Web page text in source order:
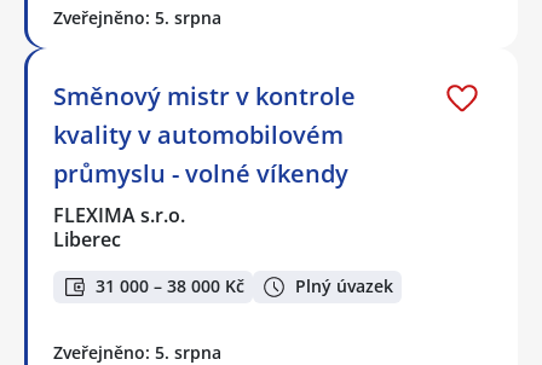
Zveřejněno: 5. srpna
Směnový mistr v kontrole
kvality v automobilovém
průmyslu - volné víkendy
FLEXIMA s.r.o.
Liberec
31 000 – 38 000 Kč Plný úvazek
Zveřejněno: 5. srpna